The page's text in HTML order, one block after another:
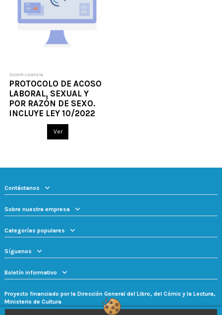
Scorm Licencia
PROTOCOLO DE ACOSO
LABORAL, SEXUAL Y
POR RAZÓN DE SEXO.
INCLUYE LEY 10/2022
Ver
Contáctanos
Sobre nuestra empresa
Categorías populares
Síguenos
Boletín informativo
Proyecto financiado por la Dirección General del Libro, del Cómic y la Lectura,
Ministerio de Cultura